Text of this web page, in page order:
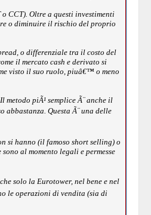
CCT). Oltre a questi investimenti
o diminuire il rischio del proprio
o differenziale tra il costo del
il mercato cash e derivato si
visto il suo ruolo, piuâ€™ o meno
piÃ¹ semplice Ã¨ anche il
Questa Ã¨ una delle
si hanno (il famoso short selling) o
al momento legali e permesse
solo la Eurotower, nel bene e nel
le operazioni di vendita (sia di